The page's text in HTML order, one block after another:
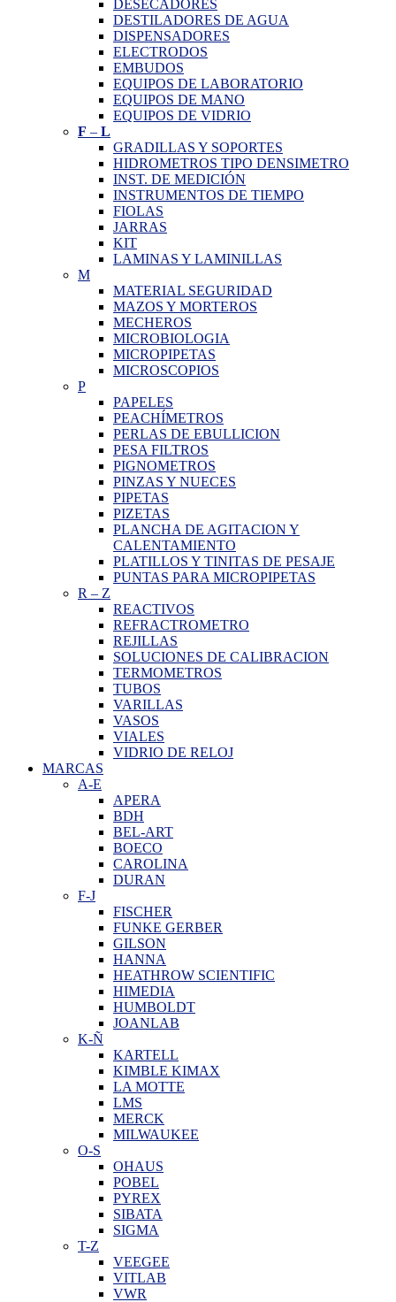
DESECADORES
DESTILADORES DE AGUA
DISPENSADORES
ELECTRODOS
EMBUDOS
EQUIPOS DE LABORATORIO
EQUIPOS DE MANO
EQUIPOS DE VIDRIO
F – L
GRADILLAS Y SOPORTES
HIDROMETROS TIPO DENSIMETRO
INST. DE MEDICIÓN
INSTRUMENTOS DE TIEMPO
FIOLAS
JARRAS
KIT
LAMINAS Y LAMINILLAS
M
MATERIAL SEGURIDAD
MAZOS Y MORTEROS
MECHEROS
MICROBIOLOGIA
MICROPIPETAS
MICROSCOPIOS
P
PAPELES
PEACHÍMETROS
PERLAS DE EBULLICION
PESA FILTROS
PIGNOMETROS
PINZAS Y NUECES
PIPETAS
PIZETAS
PLANCHA DE AGITACION Y
CALENTAMIENTO
PLATILLOS Y TINITAS DE PESAJE
PUNTAS PARA MICROPIPETAS
R – Z
REACTIVOS
REFRACTROMETRO
REJILLAS
SOLUCIONES DE CALIBRACION
TERMOMETROS
TUBOS
VARILLAS
VASOS
VIALES
VIDRIO DE RELOJ
MARCAS
A-E
APERA
BDH
BEL-ART
BOECO
CAROLINA
DURAN
F-J
FISCHER
FUNKE GERBER
GILSON
HANNA
HEATHROW SCIENTIFIC
HIMEDIA
HUMBOLDT
JOANLAB
K-Ñ
KARTELL
KIMBLE KIMAX
LA MOTTE
LMS
MERCK
MILWAUKEE
O-S
OHAUS
POBEL
PYREX
SIBATA
SIGMA
T-Z
VEEGEE
VITLAB
VWR